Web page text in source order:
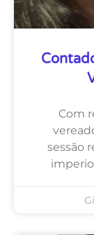
Com
sessão